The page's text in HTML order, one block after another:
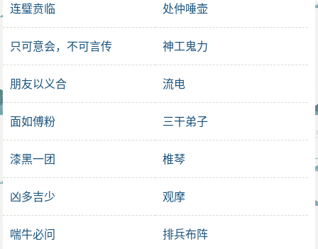
连璧贲临 处仲唾壶
只可意会，不可言传 神工鬼力
朋友以义合 流电
面如傅粉 三干弟子
漆黑一团 椎琴
凶多吉少 观摩
喘牛必问 排兵布阵